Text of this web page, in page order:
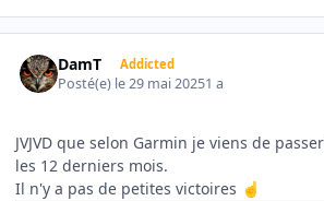
DamT Addicted
Posté(e) le 29 mai 20251 a
JVJVD que selon Garmin je viens de
les 12 derniers mois.
Il n'y a pas de petites victoires ☝️